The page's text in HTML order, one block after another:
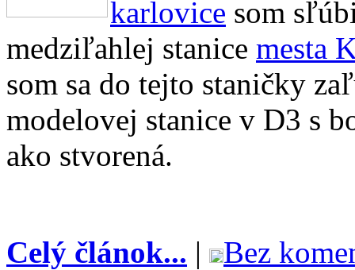
karlovice som
medziľahlej stanice mesta
som sa do tejto staničky
modelovej stanice v D3 s
ako stvorená.
Celý článok... | Bez